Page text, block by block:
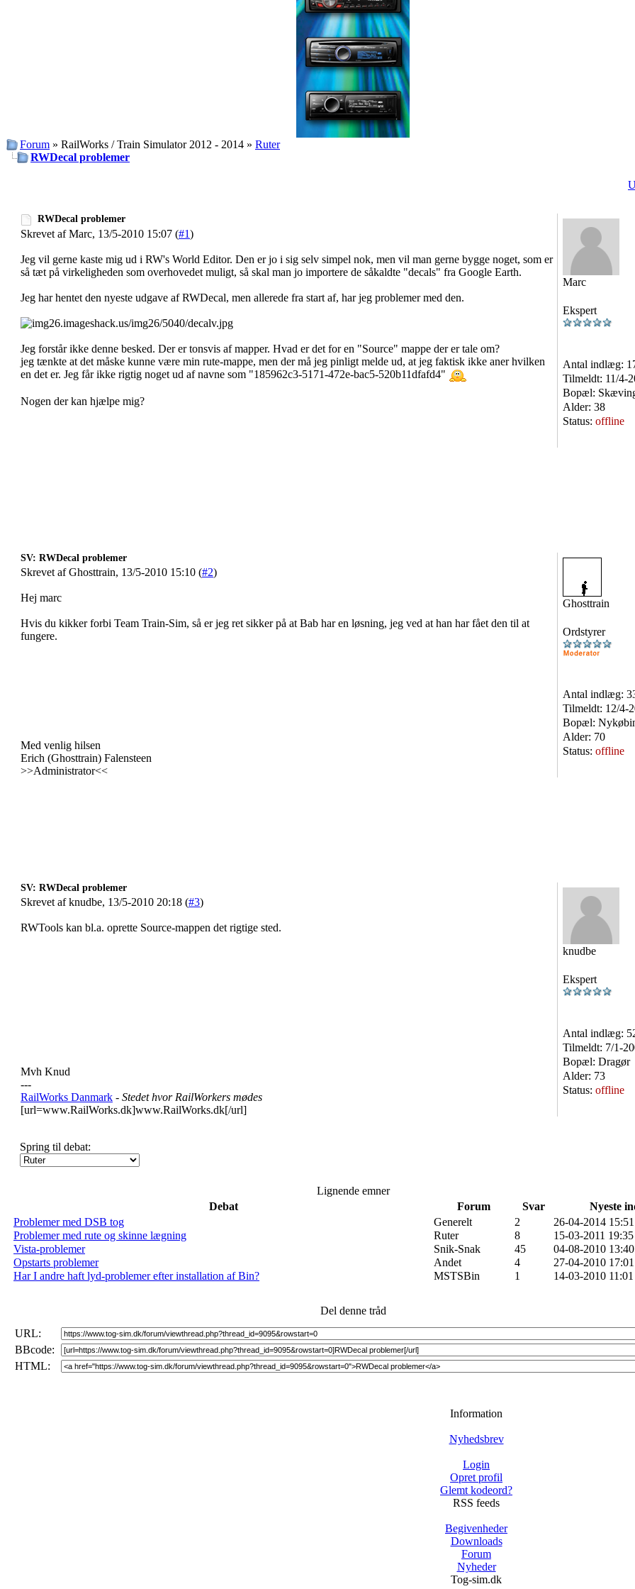
Forum » RailWorks / Train Simulator 2012 - 2014 » Ruter
RWDecal problemer
RWDecal problemer
Skrevet af Marc, 13/5-2010 15:07 (#1)
Jeg vil gerne kaste mig ud i RW's World Editor. Den er jo i sig selv simpel nok, men vil man gerne bygge noget, som er
så tæt på virkeligheden som overhovedet muligt, så skal man jo importere de såkaldte "decals" fra Google Earth.
Jeg har hentet den nyeste udgave af RWDecal, men allerede fra start af, har jeg problemer med den.
Jeg forstår ikke denne besked. Der er tonsvis af mapper. Hvad er det for en "Source" mappe der er tale om?
jeg tænkte at det måske kunne være min rute-mappe, men der må jeg pinligt melde ud, at jeg faktisk ikke aner hvilken
en det er. Jeg får ikke rigtig noget ud af navne som "185962c3-5171-472e-bac5-520b11dfafd4"
Nogen der kan hjælpe mig?
Marc
Ekspert
Antal indlæg:
Tilmeldt: 11/4-
Bopæl:
Alder: 38
Status: offline
SV: RWDecal problemer
Skrevet af Ghosttrain, 13/5-2010 15:10 (#2)
Hej marc
Hvis du kikker forbi Team Train-Sim, så er jeg ret sikker på at Bab har en løsning, jeg ved at han har fået den til at
fungere.
Ghosttrain
Ordstyrer
Antal indlæg:
Tilmeldt: 12/4-
Bopæl:
Alder: 70
Status: offline
Med venlig hilsen
Erich (Ghosttrain) Falensteen
>>Administrator<<
SV: RWDecal problemer
Skrevet af knudbe, 13/5-2010 20:18 (#3)
RWTools kan bl.a. oprette Source-mappen det rigtige sted.
knudbe
Ekspert
Antal indlæg:
Tilmeldt: 7/1-
Bopæl: Dragør
Alder: 73
Status: offline
Mvh Knud
---
RailWorks Danmark - Stedet hvor RailWorkers mødes
[url=www.RailWorks.dk]www.RailWorks.dk[/url]
Spring til debat:
Lignende emner
Debat
Forum Svar
Nyeste
Problemer med DSB tog
Generelt 2
26-04-2014 15:51
Problemer med rute og skinne lægning
Ruter 8
15-03-2011 19:35
Vista-problemer
Snik-Snak 45
04-08-2010 13:40
Opstarts problemer
Andet 4
27-04-2010 17:01
Har I andre haft lyd-problemer efter installation af Bin?
MSTSBin 1 14-03-2010 11:01
Del denne tråd
URL:
BBcode:
HTML:
Information
Nyhedsbrev
Login
Opret profil
Glemt kodeord?
RSS feeds
Begivenheder
Downloads
Forum
Nyheder
Tog-sim.dk